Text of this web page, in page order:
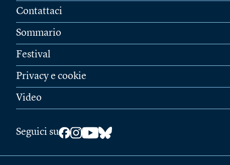
Contattaci
Sommario
Festival
Privacy e cookie
Video
Seguici su